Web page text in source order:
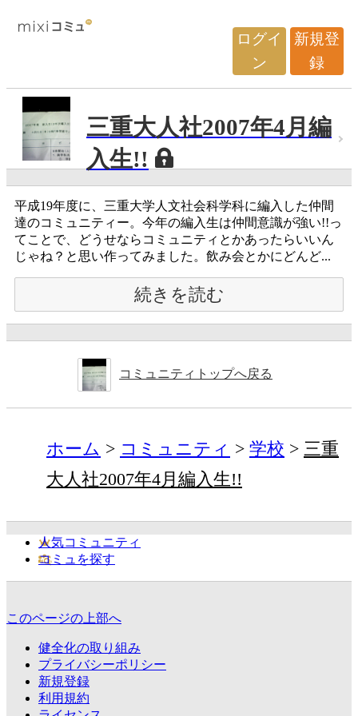
ログイ
ン
新規登
録
三重大人社2007年4月編
入生!!
平成19年度に、三重大学人文社会科学科に編入した仲間
達のコミュニティー。今年の編入生は仲間意識が強い!!っ
てことで、どうせならコミュニティとかあったらいいん
じゃね？と思い作ってみました。飲み会とかにどんど...
続きを読む
コミュニティトップへ戻る
ホーム コミュニティ 学校
三重
大人社2007年4月編入生!!
人気コミュニティ
コミュを探す
このページの上部へ
健全化の取り組み
プライバシーポリシー
新規登録
利用規約